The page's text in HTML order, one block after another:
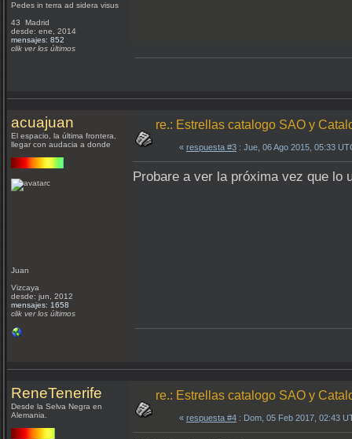
Pedes in terra ad sidera visus
43 Madrid
desde: ene, 2014
mensajes: 852
clik ver los últimos
acuajuan
El espacio, la última frontera,
llegar con audacia a donde
Juan
Vizcaya
desde: jun, 2012
mensajes: 1658
clik ver los últimos
re.: Estrellas catalogo SAO y
« respuesta #3 : Jue, 06 Ago 2015, 05:33
Probare a ver la próxima vez que lo
ReneTenerife
Desde la Selva Negra en
Alemania.
re.: Estrellas catalogo SAO y
« respuesta #4 : Dom, 05 Feb 2017, 02:43